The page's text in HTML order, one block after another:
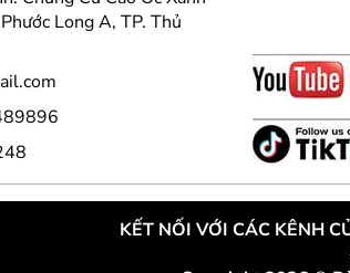
Long A, TP. Thủ
KẾT NỐI VỚI CÁC KÊNH